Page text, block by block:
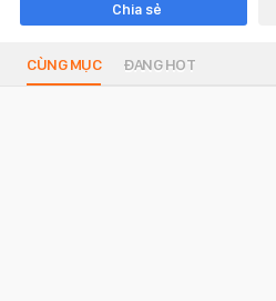
Chia sẻ
CÙNG MỤC ĐANG HOT